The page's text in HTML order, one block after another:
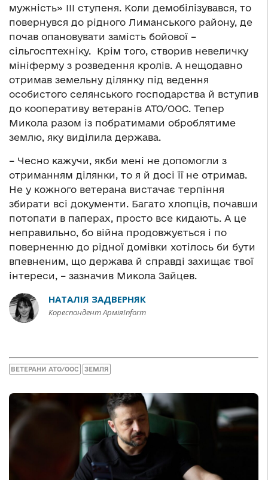
мужність» ІІІ ступеня. Коли демобілізувався, то
повернувся до рідного Лиманського району, де
почав опановувати замість бойової –
сільгосптехніку. Крім того, створив невеличку
мініферму з розведення кролів. А нещодавно
отримав земельну ділянку під ведення
особистого селянського господарства й вступив
до кооперативу ветеранів АТО/ООС. Тепер
Микола разом із побратимами оброблятиме
землю, яку виділила держава.
– Чесно кажучи, якби мені не допомогли з
отриманням ділянки, то я й досі її не отримав.
Не у кожного ветерана вистачає терпіння
збирати всі документи. Багато хлопців, почавши
потопати в паперах, просто все кидають. А це
неправильно, бо війна продовжується і по
поверненню до рідної домівки хотілось би бути
впевненим, що держава й справді захищає твої
інтереси, – зазначив Микола Зайцев.
НАТАЛІЯ ЗАДВЕРНЯК
Кореспондент АрміяInform
ВЕТЕРАНИ АТО/ООС ЗЕМЛЯ